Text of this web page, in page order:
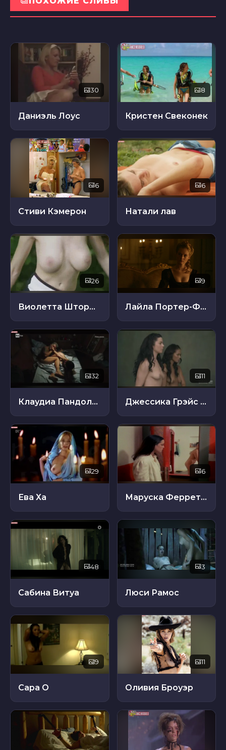
30
Даниэль Лоус
8
Кристен Свеконек
6
Стиви Кэмерон
6
Натали лав
26
Виолетта Штормов
9
Лайла Портер-Фолловс
32
Клаудиа Пандольфи
11
Джессика Грэйс Смит
29
Ева Ха
6
Маруска Ферретти
48
Сабина Витуа
3
Люси Рамос
9
Сара О
11
Оливия Броуэр